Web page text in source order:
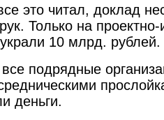
это читал, доклад
Только на проектно-
10 млрд. рублей.
подрядные
деньги.